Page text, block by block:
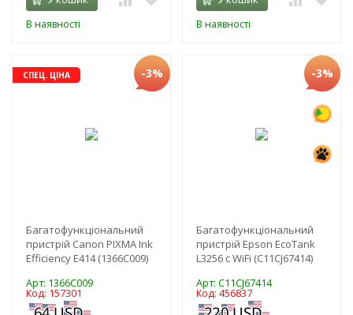
В наявності В наявності
СПЕЦ. ЦІНА -3%
Багатофункціональний
пристрій Canon PIXMA Ink
Efficiency E414 (1366C009)
Арт: 1366C009
Код: 157301
-3%
Багатофункціональний
пристрій Epson EcoTank
L3256 c WiFi (C11CJ67414)
Арт: C11CJ67414
Код: 456837